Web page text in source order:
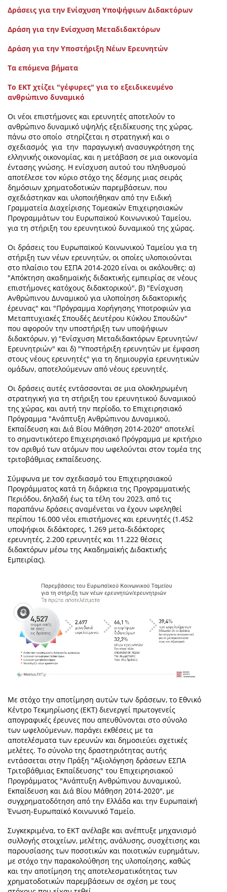
Δράσεις για την Ενίσχυση Υποψήφιων Διδακτόρων
Δράση για την Ενίσχυση Μεταδιδακτόρων
Δράση για την Υποστήριξη Νέων Ερευνητών
Τα επόμενα βήματα
Το ΕΚΤ χτίζει "γέφυρες" για το εξειδικευμένο
ανθρώπινο δυναμικό
Οι νέοι επιστήμονες και ερευνητές αποτελούν το
ανθρώπινο δυναμικό υψηλής εξειδίκευσης της χώρας,
πάνω στο οποίο στηρίζεται η στρατηγική και ο
σχεδιασμός για την παραγωγική ανασυγκρότηση της
ελληνικής οικονομίας, και η μετάβαση σε μια οικονομία
έντασης γνώσης. Η ενίσχυση αυτού του πληθυσμού
αποτέλεσε τον κύριο στόχο της δέσμης μιας σειράς
δημόσιων χρηματοδοτικών παρεμβάσεων, που
σχεδιάστηκαν και υλοποιήθηκαν από την Ειδική
Γραμματεία Διαχείρισης Τομεακών Επιχειρησιακών
Προγραμμάτων του Ευρωπαϊκού Κοινωνικού Ταμείου,
για τη στήριξη του ερευνητικού δυναμικού της χώρας.
Οι δράσεις του Ευρωπαϊκού Κοινωνικού Ταμείου για τη
στήριξη των νέων ερευνητών, οι οποίες υλοποιούνται
στο πλαίσιο του ΕΣΠΑ 2014-2020 είναι οι ακόλουθες: α)
"Απόκτηση ακαδημαϊκής διδακτικής εμπειρίας σε νέους
επιστήμονες κατόχους διδακτορικού", β) "Ενίσχυση
Ανθρώπινου Δυναμικού για υλοποίηση διδακτορικής
έρευνας" και "Πρόγραμμα Χορήγησης Υποτροφιών για
Μεταπτυχιακές Σπουδές Δευτέρου Κύκλου Σπουδών"
που αφορούν την υποστήριξη των υποψήφιων
διδακτόρων, γ) "Ενίσχυση Μεταδιδακτόρων Ερευνητών/
Ερευνητριών" και δ) "Υποστήριξη ερευνητών με έμφαση
στους νέους ερευνητές" για τη δημιουργία ερευνητικών
ομάδων, αποτελούμενων από νέους ερευνητές.
Οι δράσεις αυτές εντάσσονται σε μια ολοκληρωμένη
στρατηγική για τη στήριξη του ερευνητικού δυναμικού
της χώρας, και αυτή την περίοδο, το Επιχειρησιακό
Πρόγραμμα "Ανάπτυξη Ανθρώπινου Δυναμικού,
Εκπαίδευση και Διά Βίου Μάθηση 2014-2020" αποτελεί
το σημαντικότερο Επιχειρησιακό Πρόγραμμα με κριτήριο
τον αριθμό των ατόμων που ωφελούνται στον τομέα της
τριτοβάθμιας εκπαίδευσης.
Σύμφωνα με τον σχεδιασμό του Επιχειρησιακού
Προγράμματος κατά τη διάρκεια της Προγραμματικής
Περιόδου, δηλαδή έως τα τέλη του 2023, από τις
παραπάνω δράσεις αναμένεται να έχουν ωφεληθεί
περίπου 16.000 νέοι επιστήμονες και ερευνητές (1.452
υποψήφιοι διδάκτορες, 1.269 μετα-διδάκτορες
ερευνητές, 2.200 ερευνητές και 11.222 θέσεις
διδακτόρων μέσω της Ακαδημαϊκής Διδακτικής
Εμπειρίας).
Με στόχο την αποτίμηση αυτών των δράσεων, το Εθνικό
Κέντρο Τεκμηρίωσης (ΕΚΤ) διενεργεί πρωτογενείς
απογραφικές έρευνες που απευθύνονται στο σύνολο
των ωφελούμενων, παράγει εκθέσεις με τα
αποτελέσματα των ερευνών και δημοσιεύει σχετικές
μελέτες. Το σύνολο της δραστηριότητας αυτής
εντάσσεται στην Πράξη "Αξιολόγηση δράσεων ΕΣΠΑ
Τριτοβάθμιας Εκπαίδευσης" του Επιχειρησιακού
Προγράμματος "Ανάπτυξη Ανθρώπινου Δυναμικού,
Εκπαίδευση και Διά Βίου Μάθηση 2014-2020", με
συγχρηματοδότηση από την Ελλάδα και την Ευρωπαϊκή
Ένωση-Ευρωπαϊκό Κοινωνικό Ταμείο.
Συγκεκριμένα, το ΕΚΤ ανέλαβε και ανέπτυξε μηχανισμό
συλλογής στοιχείων, μελέτης, ανάλυσης, συσχέτισης και
παρουσίασης των ποσοτικών και ποιοτικών ευρημάτων,
με στόχο την παρακολούθηση της υλοποίησης, καθώς
και την αποτίμηση της αποτελεσματικότητας των
χρηματοδοτικών παρεμβάσεων σε σχέση με τους